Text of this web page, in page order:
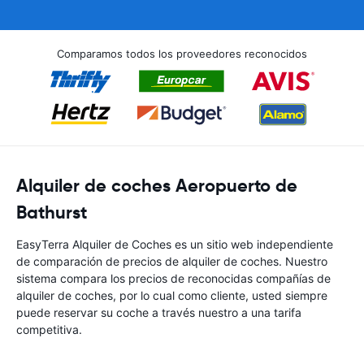
Comparamos todos los proveedores reconocidos
Alquiler de coches Aeropuerto de
Bathurst
EasyTerra Alquiler de Coches es un sitio web independiente
de comparación de precios de alquiler de coches. Nuestro
sistema compara los precios de reconocidas compañías de
alquiler de coches, por lo cual como cliente, usted siempre
puede reservar su coche a través nuestro a una tarifa
competitiva.